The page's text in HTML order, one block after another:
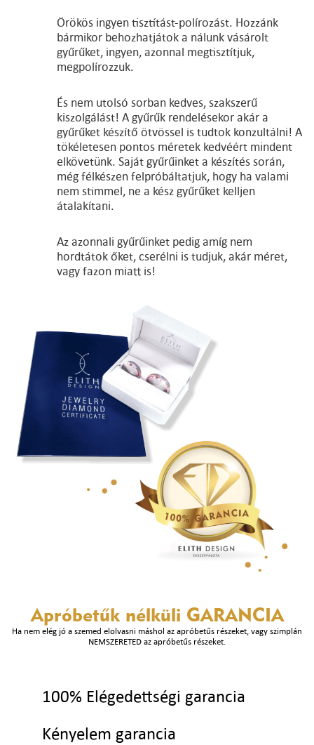
Örökös ingyen tisztítást-polírozást. Hozzánk
bármikor behozhatjátok a nálunk vásárolt
gyűrűket, ingyen, azonnal megtisztítjuk,
megpolírozzuk.
És nem utolsó sorban kedves, szakszerű
kiszolgálást! A gyűrűk rendelésekor akár a
gyűrűket készítő ötvössel is tudtok konzultálni! A
tökéletesen pontos méretek kedvéért mindent
elkövetünk. Saját gyűrűinket a készítés során,
még félkészen felpróbáltatjuk, hogy ha valami
nem stimmel, ne a kész gyűrűket kelljen
átalakítani.
Az azonnali gyűrűinket pedig amíg nem
hordtátok őket, cserélni is tudjuk, akár méret,
vagy fazon miatt is!
Apróbetűk nélküli GARANCIA
Ha nem elég jó a szemed elolvasni máshol az apróbetűs részeket, vagy szimplán
NEMSZERETED az apróbetűs részeket.
100% Elégedettségi garancia
Kényelem garancia